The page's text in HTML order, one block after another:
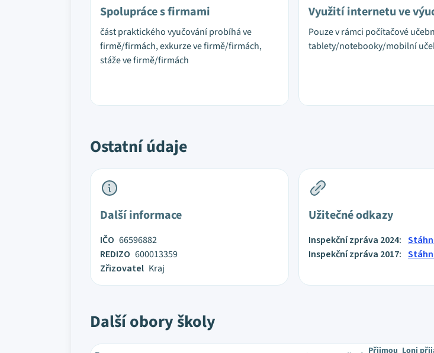
Spolupráce s firmami
část praktického vyučování probíhá ve
firmě/firmách, exkurze ve firmě/firmách,
stáže ve firmě/firmách
Využití internetu ve
Pouze v rámci počítačové
tablety/notebooky/mobilní
Ostatní údaje
Další informace
IČO 66596882
REDIZO 600013359
Zřizovatel Kraj
Užitečné odkazy
Inspekční zpráva 2024:
Inspekční zpráva 2017:
Další obory školy
Přijmou Loni